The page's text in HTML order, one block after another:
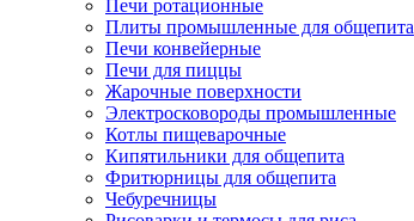
Печи ротационные
Плиты промышленные для общепита
Печи конвейерные
Печи для пиццы
Жарочные поверхности
Электросковороды промышленные
Котлы пищеварочные
Кипятильники для общепита
Фритюрницы для общепита
Чебуречницы